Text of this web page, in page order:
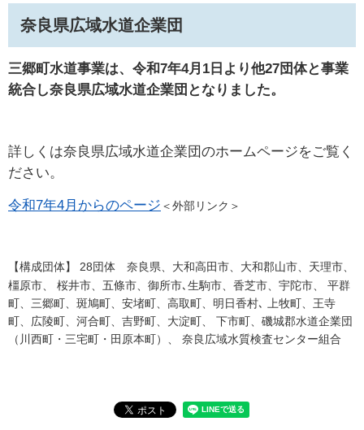
奈良県広域水道企業団
三郷町水道事業は、令和7年4月1日より他27団体と事業
統合し奈良県広域水道企業団となりました。
詳しくは​奈良県広域水道企業団のホームページをご覧く
ださい。
令和7年4月からのページ ＜外部リンク＞
​【構成団体】 28団体 奈良県、大和高田市、大和郡山市、天理市、
橿原市、 桜井市、五條市、御所市､生駒市、香芝市、宇陀市、 平群
町、三郷町、斑鳩町、安堵町、高取町、明日香村､ 上牧町、王寺
町、広陵町、河合町、吉野町、大淀町、 下市町、磯城郡水道企業団
（川西町・三宅町・田原本町）、 奈良広域水質検査センター組合